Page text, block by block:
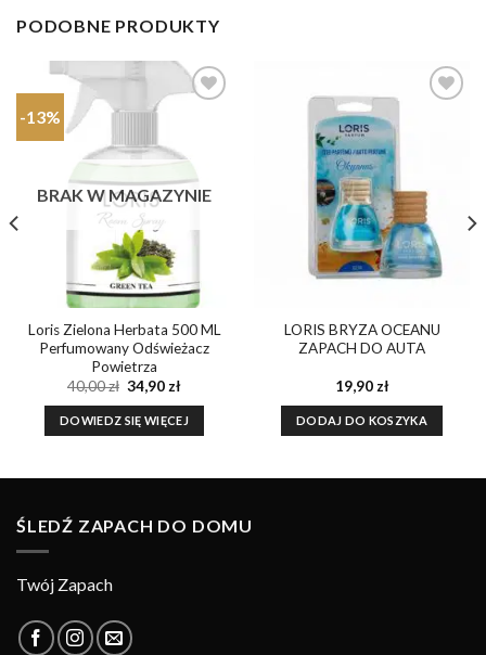
PODOBNE PRODUKTY
-13%
Dodaj do
ulubionych
BRAK W MAGAZYNIE
Loris Zielona Herbata 500 ML
Perfumowany Odświeżacz
Powietrza
40,00zł Pierwotna
cena
wynosiła:
40,00 zł.
34,90 złAktualna
wynosi:
34,90 zł.
DOWIEDZ SIĘ WIĘCEJ
LORIS BRYZA OCEANU
ZAPACH DO AUTA
19,90 zł
DODAJ DO KOSZYKA
ŚLEDŹ ZAPACH DO DOMU
Twój Zapach